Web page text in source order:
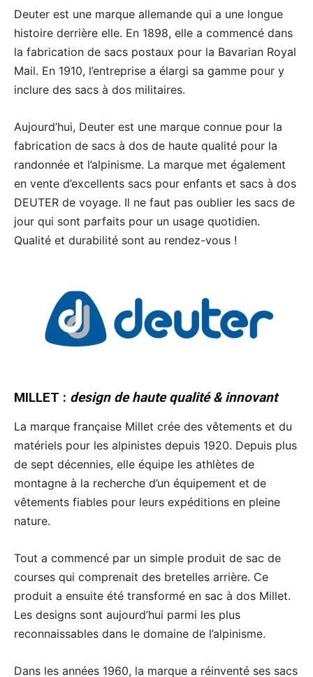
Deuter est une marque allemande qui a une longue
histoire derrière elle. En 1898, elle a commencé dans
la fabrication de sacs postaux pour la Bavarian Royal
Mail. En 1910, l’entreprise a élargi sa gamme pour y
inclure des sacs à dos militaires.
Aujourd’hui, Deuter est une marque connue pour la
fabrication de sacs à dos de haute qualité pour la
randonnée et l’alpinisme. La marque met également
en vente d’excellents sacs pour enfants et sacs à dos
DEUTER de voyage. Il ne faut pas oublier les sacs de
jour qui sont parfaits pour un usage quotidien.
Qualité et durabilité sont au rendez-vous !
MILLET : design de haute qualité & innovant
La marque française Millet crée des vêtements et du
matériels pour les alpinistes depuis 1920. Depuis plus
de sept décennies, elle équipe les athlètes de
montagne à la recherche d’un équipement et de
vêtements fiables pour leurs expéditions en pleine
nature.
Tout a commencé par un simple produit de sac de
courses qui comprenait des bretelles arrière. Ce
produit a ensuite été transformé en sac à dos Millet.
Les designs sont aujourd’hui parmi les plus
reconnaissables dans le domaine de l’alpinisme.
Dans les années 1960, la marque a réinventé ses sacs